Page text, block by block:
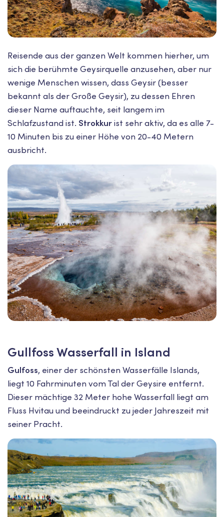
Reisende aus der ganzen Welt kommen hierher, um
sich die berühmte Geysirquelle anzusehen, aber nur
wenige Menschen wissen, dass Geysir (besser
bekannt als der Große Geysir), zu dessen Ehren
dieser Name auftauchte, seit langem im
Schlafzustand ist. Strokkurist sehr aktiv, da es alle 7-
10 Minuten bis zu einer Höhe von 20-40 Metern
ausbricht.
Gullfoss Wasserfall in Island
Gulfoss, einer der schönsten Wasserfälle Islands,
liegt 10 Fahrminuten vom Tal der Geysire entfernt.
Dieser mächtige 32 Meter hohe Wasserfall liegt am
Fluss Hvitau und beeindruckt zu jeder Jahreszeit mit
seiner Pracht.